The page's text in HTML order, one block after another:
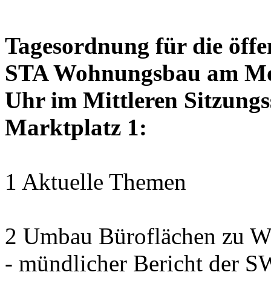
Tagesordnung für die
STA Wohnungsbau am
Uhr im Mittleren
Marktplatz 1:
1 Aktuelle Themen
2 Umbau Büroflächen zu
- mündlicher Bericht der